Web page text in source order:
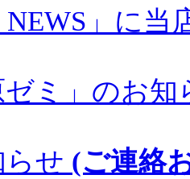
」 に当
ミ」 のお知
せ (ご連絡